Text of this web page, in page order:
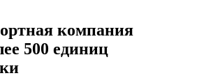
компания
500 единиц